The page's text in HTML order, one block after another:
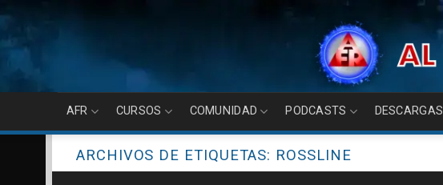
content
AFR CURSOS COMUNIDAD PODCASTS DESCARGAS
ARCHIVOS DE ETIQUETAS: ROSSLINE